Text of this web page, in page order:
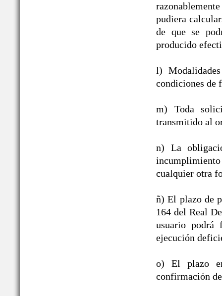
pudiera
de que se
producido
l)
condiciones de
m) Toda
transmitido al
n) La
cualquier otra
ñ) El plazo de
164 del Real
usuario podrá
ejecución
o) El plazo
confirmación